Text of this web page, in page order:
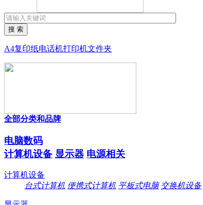
搜 索
A4复印纸电话机打印机文件夹
全部分类和品牌
电脑数码
计算机设备 显示器 电源相关
计算机设备
台式计算机 便携式计算机 平板式电脑 交换机设备